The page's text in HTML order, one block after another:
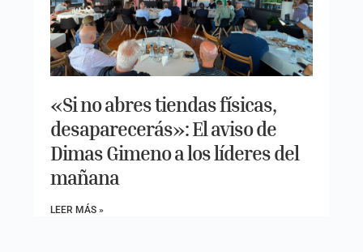
«Si no abres tiendas físicas,
desaparecerás»: El aviso de
Dimas Gimeno a los líderes del
mañana
LEER MÁS »